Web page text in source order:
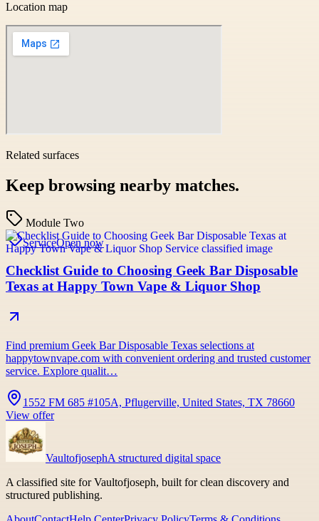
Location map
Related surfaces
Keep browsing nearby matches.
Module Two
ServiceOpen now
Checklist Guide to Choosing Geek Bar Disposable
Texas at Happy Town Vape & Liquor Shop
Find premium Geek Bar Disposable Texas selections at
happytownvape.com with convenient ordering and trusted customer
service. Explore qualit…
1552 FM 685 #105A, Pflugerville, United States, TX 78660
View offer
VaultofjosephA structured digital space
A classified site for Vaultofjoseph, built for clean discovery and
structured publishing.